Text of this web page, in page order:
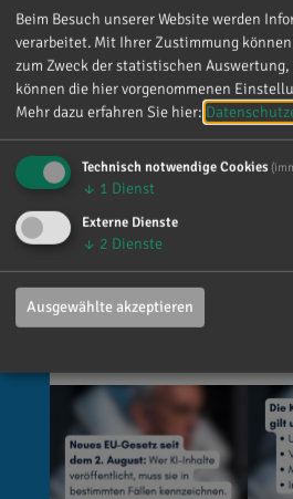
werden? Unter anderem KI-
manipulierte Inhalte, die
oder Ereignisse täuschend
Deepfakes). 👥 Wer ist
Vereine, Medien, Influencer
die entsprechende Inhalte
private Nutzung ist
ausgenommen. 🌐 Wo gilt
Inhalte veröffentlicht werden,
Social Media, Websites,
💡 Wie muss gekennzeichnet
keine vorgeschriebene
Hinweis muss jedoch klar
Beim Besuch unserer Website werden
verarbeitet. Mit Ihrer Zustimmung
zum Zweck der statistischen
können die hier vorgenommenen
Mehr dazu erfahren Sie hier:
Technisch notwendige Cookies
↓ 1 Dienst
Externe Dienste
↓ 2 Dienste
Ausgewählte akzeptieren